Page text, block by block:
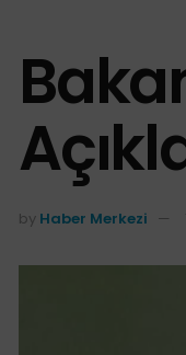
by Haber Merkezi